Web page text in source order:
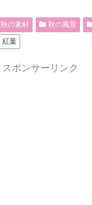
秋の素材 秋の風景
紅葉
スポンサーリンク